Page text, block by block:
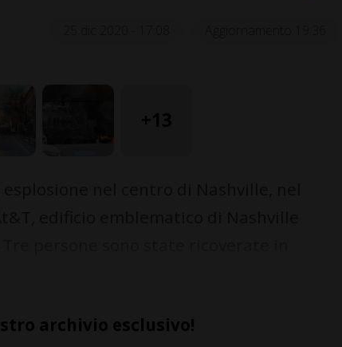
archivio esclusivo!